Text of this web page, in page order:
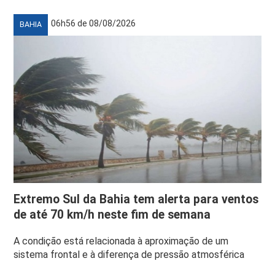
BAHIA 06h56 de 08/08/2026
Extremo Sul da Bahia tem alerta para ventos
de até 70 km/h neste fim de semana
A condição está relacionada à aproximação de um
sistema frontal e à diferença de pressão atmosférica